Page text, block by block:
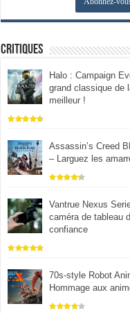
Critiques
Halo : Campaign
grand classique de
meilleur !
Assassin’s Creed
– Larguez les
Vantrue Nexus
caméra de tableau
confiance
70s-style Robot
Hommage aux